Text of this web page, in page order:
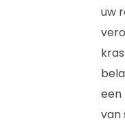
uw
een
van